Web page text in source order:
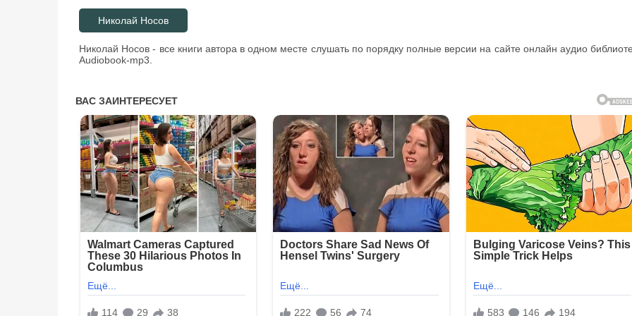
053
056
057
058
059
061
062
063
064
Николай Носов
Николай Носов - все книги автора в одном месте слушать по порядку полные версии на сайте онлайн аудио
Audiobook-mp3.